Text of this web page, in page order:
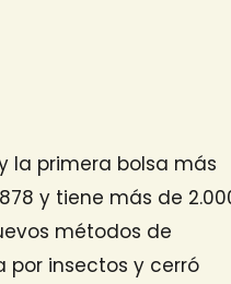
la primera bolsa más
y tiene más de
métodos de
por insectos y cerró